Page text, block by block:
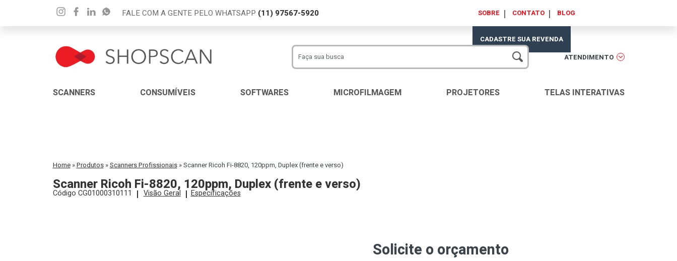
FALE COM A GENTE PELO WHATSAPP (11) 97567-5920 SOBRE CONTATO BLOG
CADASTRE SUA REVENDA
ATENDIMENTO
SCANNERS CONSUMÍVEIS SOFTWARES MICROFILMAGEM PROJETORES TELAS INTERATIVAS
Home»Produtos»Scanners Profissionais»Scanner Ricoh Fi-8820, 120ppm, Duplex (frente e verso)
Scanner Ricoh Fi-8820, 120ppm, Duplex (frente e verso)
Código CG01000310111 Visão Geral Especificações
Solicite o orçamento